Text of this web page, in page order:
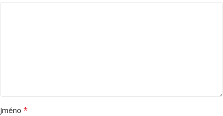
Jméno *